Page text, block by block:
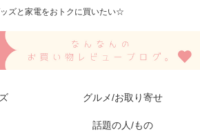
ズと家電をおトクに買いたい☆
グルメ/お取り寄せ
話題の人/もの